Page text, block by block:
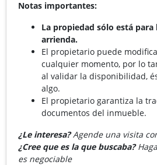
Notas importantes:
La propiedad sólo está para
arrienda.
El propietario puede
cualquier momento, por lo
al validar la disponibilidad,
algo.
El propietario garantiza la
documentos del inmueble.
¿Le interesa?Agende una visita
¿Cree que es la que buscaba?
es negociable